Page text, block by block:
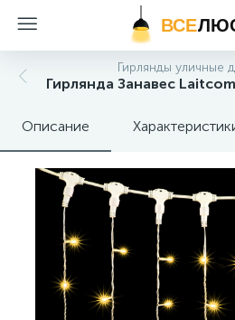
ВСЕ
Гирлянды уличные
Гирлянда Занавес
Описание